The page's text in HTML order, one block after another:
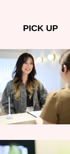
PICK UP